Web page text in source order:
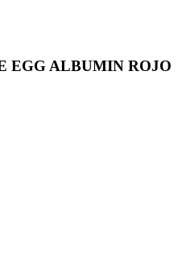
EGG ALBUMIN ROJO